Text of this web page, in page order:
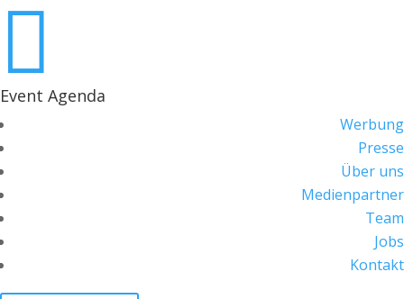

Event Agenda
Werbung
Presse
Über uns
Medienpartner
Team
Jobs
Kontakt